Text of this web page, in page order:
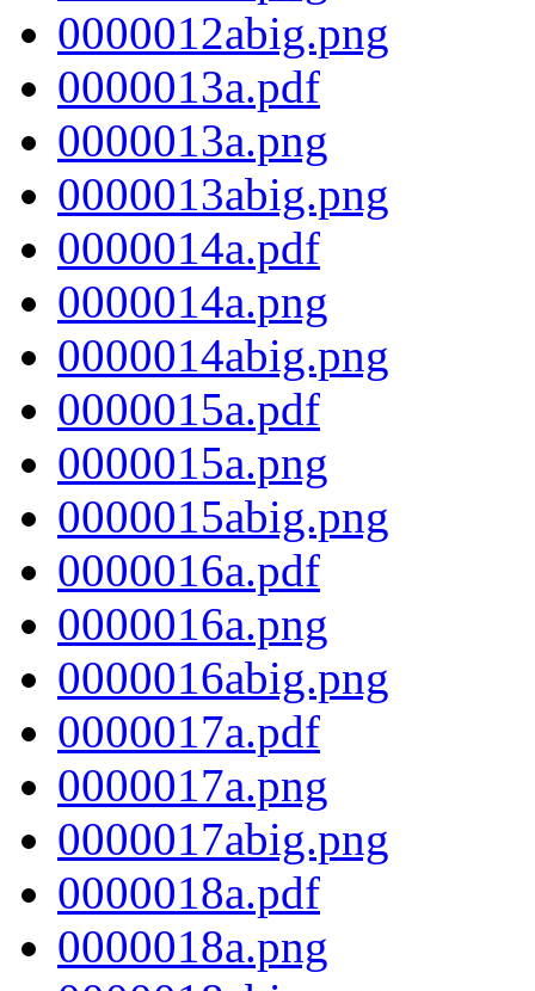
0000012abig.png
0000013a.pdf
0000013a.png
0000013abig.png
0000014a.pdf
0000014a.png
0000014abig.png
0000015a.pdf
0000015a.png
0000015abig.png
0000016a.pdf
0000016a.png
0000016abig.png
0000017a.pdf
0000017a.png
0000017abig.png
0000018a.pdf
0000018a.png